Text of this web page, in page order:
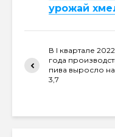
урожай
В I квартале 2022
года
пива выросло на
3,7